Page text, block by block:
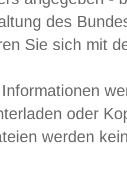
des
Sie sich mit
oder
werden